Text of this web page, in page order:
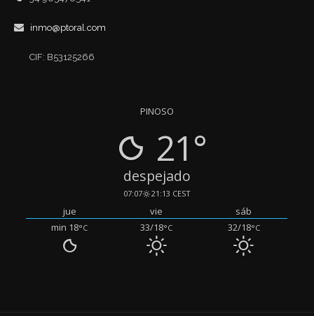
inmo@ptoral.com
CIF: B53125266
PINOSO
21°
despejado
07:07 21:13 CEST
jue vie
sáb
min 18°C 33/18°C 32/18°C